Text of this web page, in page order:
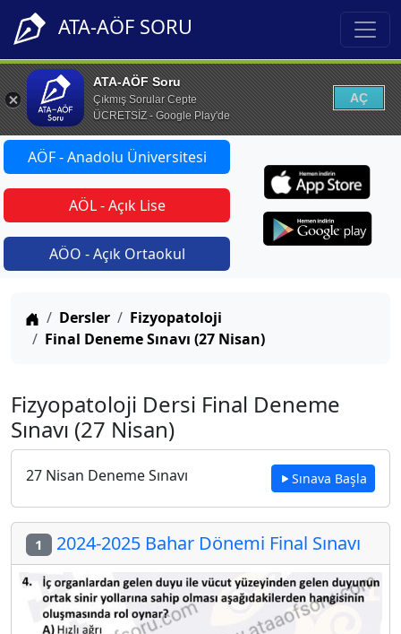
ATA-AÖF SORU
ATA-AÖF Soru
Çıkmış Sorular Cepte
ÜCRETSİZ - Google Play'de
AÇ
AÖF - Anadolu Üniversitesi
AÖL - Açık Lise
AÖO - Açık Ortaokul
Anasayfa
Dersler
Fizyopatoloji
Final Deneme Sınavı (27 Nisan)
Fizyopatoloji Dersi Final Deneme
Sınavı (27 Nisan)
27 Nisan Deneme Sınavı Sınava Başla
1 2024-2025 Bahar Dönemi Final Sınavı